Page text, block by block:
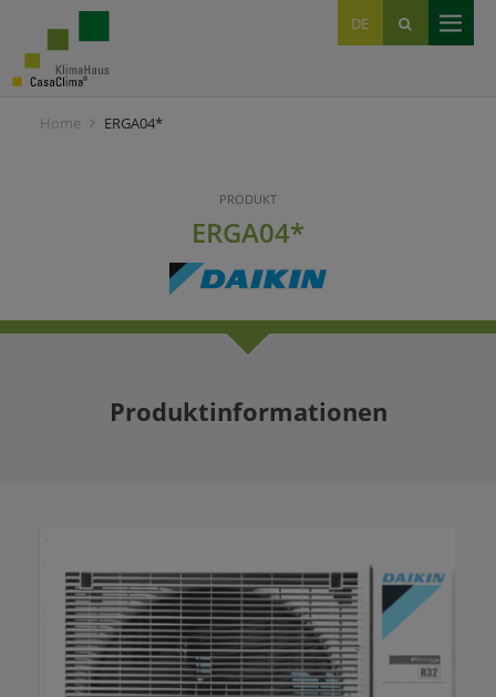
DE
IT
EN
Home ERGA04*
PRODUKT
ERGA04*
Produktinformationen